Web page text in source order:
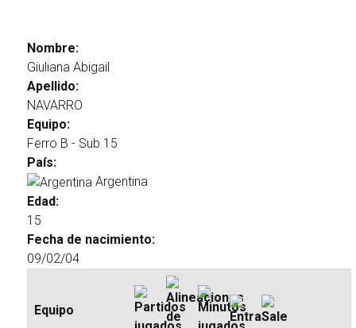
Nombre:
Giuliana Abigail
Apellido:
NAVARRO
Equipo:
Ferro B - Sub 15
País:
Argentina
Edad:
15
Fecha de nacimiento:
09/02/04
Equipo